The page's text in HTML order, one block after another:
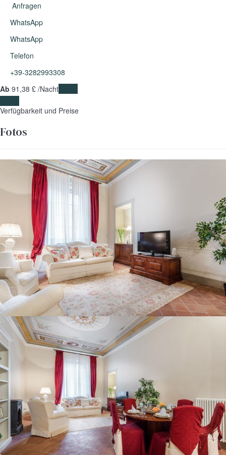
Anfragen
WhatsApp
WhatsApp
Telefon
+39-3282993308
Ab 91,38 £ /Nacht
Verfügbarkeit und Preise
Fotos